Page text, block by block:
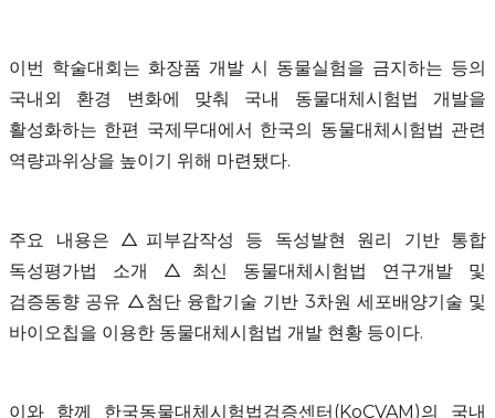
이번 학술대회는 화장품 개발 시 동물실험을 금지하는 등의
국내외 환경 변화에 맞춰 국내 동물대체시험법 개발을
활성화하는 한편 국제무대에서 한국의 동물대체시험법 관련
역량과위상을 높이기 위해 마련됐다.
주요 내용은 △피부감작성 등 독성발현 원리 기반 통합
독성평가법 소개 △최신 동물대체시험법 연구개발 및
검증동향 공유 △첨단 융합기술 기반 3차원 세포배양기술 및
바이오칩을 이용한 동물대체시험법 개발 현황 등이다.
이와 함께 한국동물대체시험법검증센터(KoCVAM)의 국내